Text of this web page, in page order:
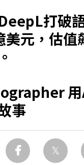
打破
美元，估值
用
事